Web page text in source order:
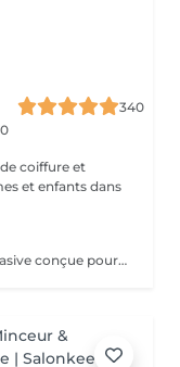
340
coiffure et
et enfants dans
La cryolipolyse est une technique non invasive conçue pour réduire les amas graisseux localisés. Grâce au froid contrôlé, les cellules graisseuses sont cristallisées puis éliminées naturellement par l'organisme, sans chirurgie ni aiguilles. Ce traitement permet de remodeler la silhouette de façon ciblée, avec des résultats progressifs et durables, tout en préservant la peau et les tissus environnants. Idéal pour les zones comme le ventre, les cuisses ou les bras, il offre une alternative sûre et efficace pour affiner la silhouette.